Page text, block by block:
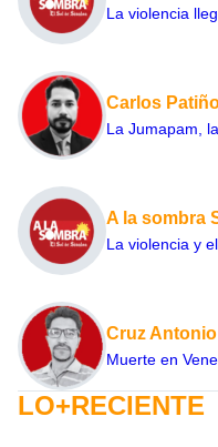
La violencia
Carlos
La Jumapam,
A la sombra
La violencia y
Cruz
Muerte en
LO+RECIENTE